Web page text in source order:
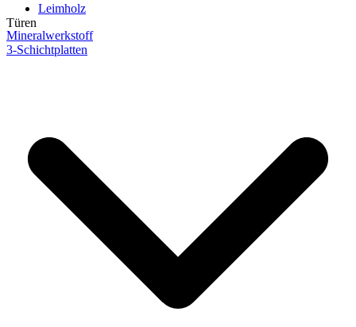
Leimholz
Mineralwerkstoff
3-Schichtplatten
Türen